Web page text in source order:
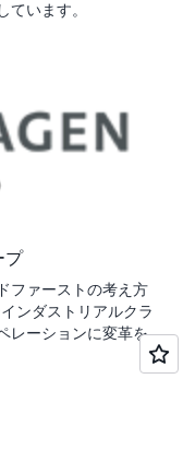
います。
プ
ファーストの考え方
ンダストリアルクラ
レーションに変革を